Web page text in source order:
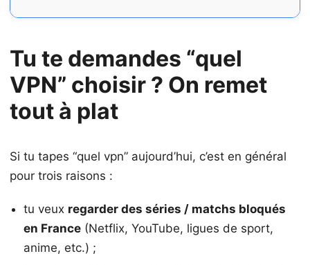
Tu te demandes “quel
VPN” choisir ? On remet
tout à plat
Si tu tapes “quel vpn” aujourd’hui, c’est en général
pour trois raisons :
tu veux regarder des séries / matchs bloqués
en France (Netflix, YouTube, ligues de sport,
anime, etc.) ;